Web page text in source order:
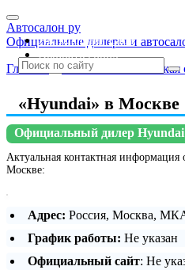
Автосалон ру
Официальные дилеры и
Автосалоны Lada
Выбрать город
Главная » Москва и Московская
«Hyundai» в Москве
Официальный дилер Hyundai
Актуальная контактная информация
Москве:
Адрес: Россия, Москва,
График работы: Не указан
Официальный сайт: Не